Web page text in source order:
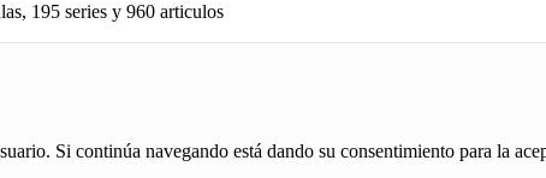
195 series y 960 articulos
Si continúa navegando está dando su consentimiento para la